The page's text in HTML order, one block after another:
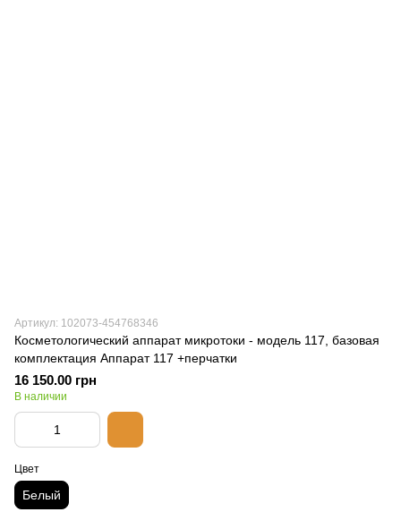
Артикул: 102073-454768346
Косметологический аппарат микротоки - модель 117, базовая
комплектация Аппарат 117 +перчатки
16 150.00 грн
В наличии
Цвет
Белый